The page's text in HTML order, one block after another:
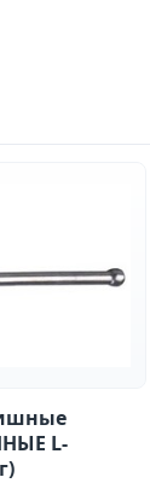
L-